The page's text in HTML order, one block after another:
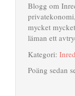
Blogg om
mycket
läman ett
Kategori:
Poäng sedan